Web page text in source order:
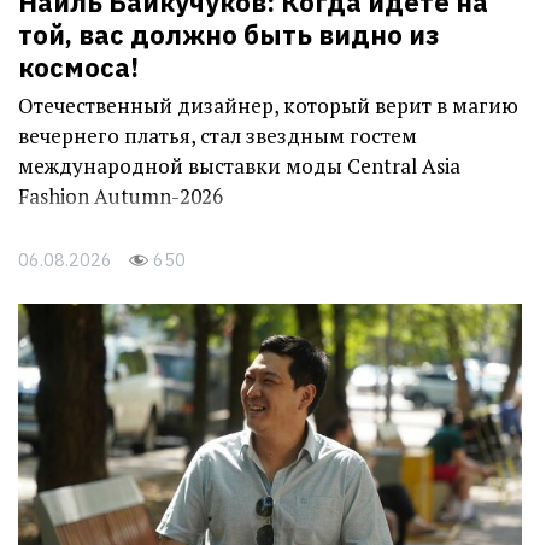
той, вас должно быть видно из
космоса!
Отечественный дизайнер, который верит в магию
вечернего платья, стал звездным гостем
международной выставки моды Central Asia
Fashion Autumn-2026
06.08.2026 650